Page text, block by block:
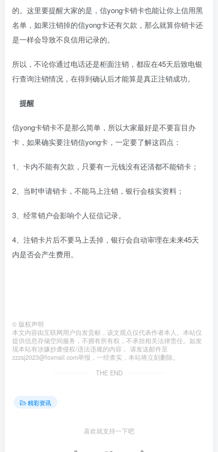
的。这里要提醒大家的是，信yong卡销卡也能让你上信用黑
名单，如果注销掉的信yong卡还有欠款，那么就算你销卡还
是一样会导致不良信用记录的。
所以，不论你通过电话还是柜面注销，都应在45天后致电银
行查询注销情况，在得到确认后才能算是真正注销成功。
提醒
信yong卡销卡不是那么简单，所以大家最好是不要盲目办
卡，如果确实要注销信yong卡，一定要了解这四点：
1、卡内不能有欠款，只要有一元钱没有还清都不能销卡；
2、当时申请销卡，不能马上注销，银行会核实资料；
3、经常销户会影响个人征信记录。
4、注销卡片后不要马上丢掉，银行会自动审理在未来45天
内是否会产生费用。
© 版权声明
本文内容由互联网用户自发贡献，该文观点仅代表作者本人。本站仅
提供信息存储空间服务，不拥有所有权，不承担相关法律责任。如发
现本站有涉嫌抄袭侵权/违法违规的内容， 请发送邮件至
zzzsj2023@foxmail.com举报，一经查实，本站将立刻删除。
THE END
精彩资讯
喜欢就支持一下吧